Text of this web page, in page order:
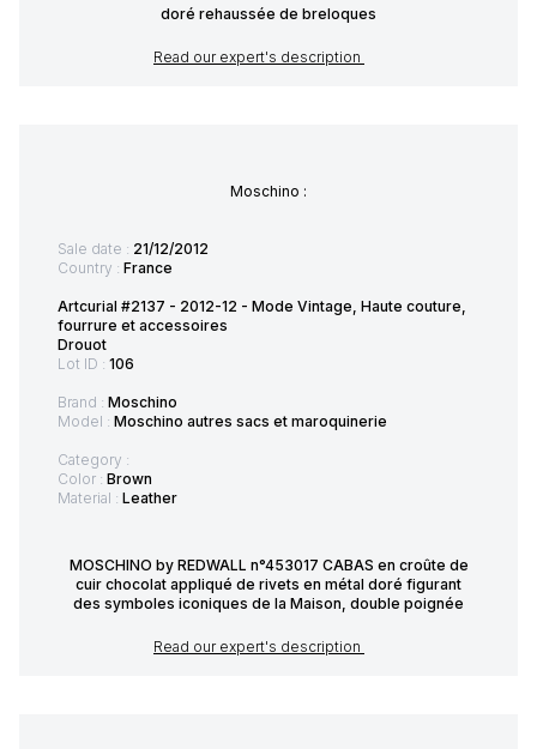
doré rehaussée de breloques
Read our expert's description
Moschino :
Sale date : 21/12/2012
Country : France
Artcurial #2137 - 2012-12 - Mode Vintage, Haute couture,
fourrure et accessoires
Drouot
Lot ID : 106
Brand : Moschino
Model : Moschino autres sacs et maroquinerie
Category :
Color : Brown
Material : Leather
MOSCHINO by REDWALL n°453017 CABAS en croûte de
cuir chocolat appliqué de rivets en métal doré figurant
des symboles iconiques de la Maison, double poignée
Read our expert's description